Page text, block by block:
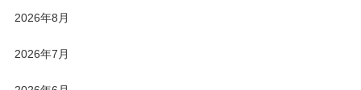
2026年8月
2026年7月